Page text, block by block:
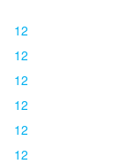
12
12
12
12
12
12